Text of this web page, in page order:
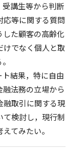
講生等から判断
応等に関する質問
た顧客の高齢化
けでなく個人と取
結果，特に自由
法務の立場から
融取引に関する現
て検討し，現行制
てみたい。